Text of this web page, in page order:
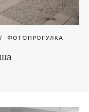
ФОТОПРОГУЛКА